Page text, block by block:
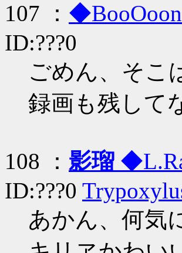
107 ：
ID:???0
ごめん、そこ
録画も残して
108 ： 影瑠
ID:???0
あかん、何気